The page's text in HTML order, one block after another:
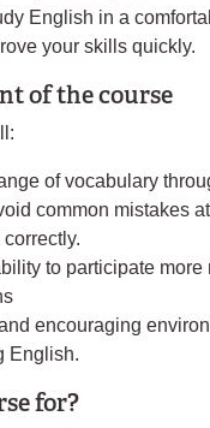
English in a
your skills quickly.
of the course
of vocabulary
common mistakes
to participate
encouraging
English.
for?